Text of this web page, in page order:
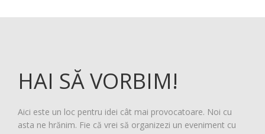
HAI SĂ VORBIM!
Aici este un loc pentru idei cât mai provocatoare. Noi cu
asta ne hrănim. Fie că vrei să organizezi un eveniment cu